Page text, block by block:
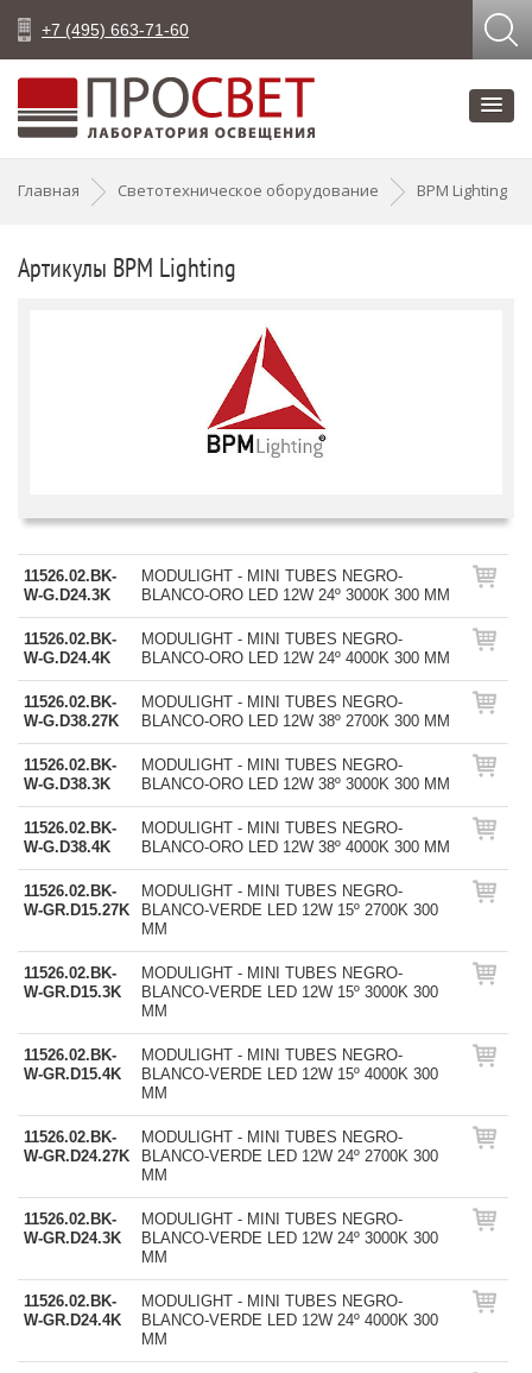
+7 (495) 663-71-60
Главная Светотехническое оборудование BPM Lighting
Артикулы BPM Lighting
11526.02.BK-
W-G.D24.3K
MODULIGHT - MINI TUBES NEGRO-
BLANCO-ORO LED 12W 24º 3000K 300 MM
11526.02.BK-
W-G.D24.4K
MODULIGHT - MINI TUBES NEGRO-
BLANCO-ORO LED 12W 24º 4000K 300 MM
11526.02.BK-
W-G.D38.27K
MODULIGHT - MINI TUBES NEGRO-
BLANCO-ORO LED 12W 38º 2700K 300 MM
11526.02.BK-
W-G.D38.3K
MODULIGHT - MINI TUBES NEGRO-
BLANCO-ORO LED 12W 38º 3000K 300 MM
11526.02.BK-
W-G.D38.4K
MODULIGHT - MINI TUBES NEGRO-
BLANCO-ORO LED 12W 38º 4000K 300 MM
11526.02.BK-
W-GR.D15.27K
MODULIGHT - MINI TUBES NEGRO-
BLANCO-VERDE LED 12W 15º 2700K 300
MM
11526.02.BK-
W-GR.D15.3K
MODULIGHT - MINI TUBES NEGRO-
BLANCO-VERDE LED 12W 15º 3000K 300
MM
11526.02.BK-
W-GR.D15.4K
MODULIGHT - MINI TUBES NEGRO-
BLANCO-VERDE LED 12W 15º 4000K 300
MM
11526.02.BK-
W-GR.D24.27K
MODULIGHT - MINI TUBES NEGRO-
BLANCO-VERDE LED 12W 24º 2700K 300
MM
11526.02.BK-
W-GR.D24.3K
MODULIGHT - MINI TUBES NEGRO-
BLANCO-VERDE LED 12W 24º 3000K 300
MM
11526.02.BK-
W-GR.D24.4K
MODULIGHT - MINI TUBES NEGRO-
BLANCO-VERDE LED 12W 24º 4000K 300
MM